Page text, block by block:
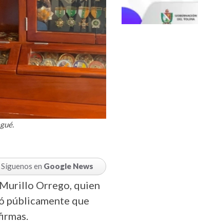
Síguenos en Google News
Orrego, quien
públicamente que